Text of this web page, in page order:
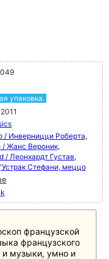
упаковка.
/ Инверницци Роберта,
/ Жанс Вероник,
/ Леонхардт Густав,
Стефани, меццо
французской
французского
и музыки, умно и